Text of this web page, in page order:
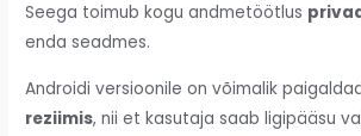
Seega toimub kogu andmetöötlus
enda seadmes.
Androidi versioonile on võimalik
reziimis, nii et kasutaja saab ligipääsu